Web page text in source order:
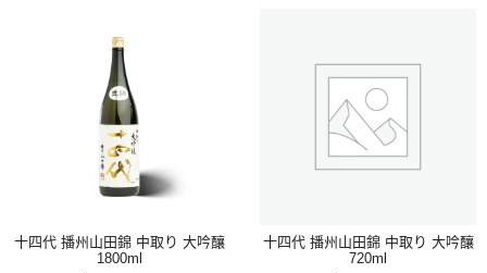
十四代 播州山田錦 中取り 大吟釀
1800ml
十四代 播州山田錦 中取り 大吟釀
720ml